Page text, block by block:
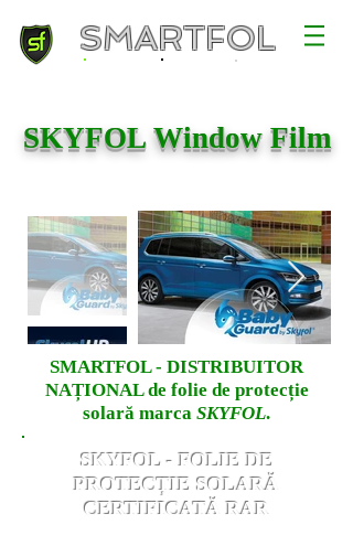
SMARTFOL
SKYFOL Window Film
SMARTFOL - DISTRIBUITOR
NAȚIONAL de folie de protecție
solară marca SKYFOL.
SKYFOL - FOLIE DE
PROTECȚIE SOLARĂ
CERTIFICATĂ RAR